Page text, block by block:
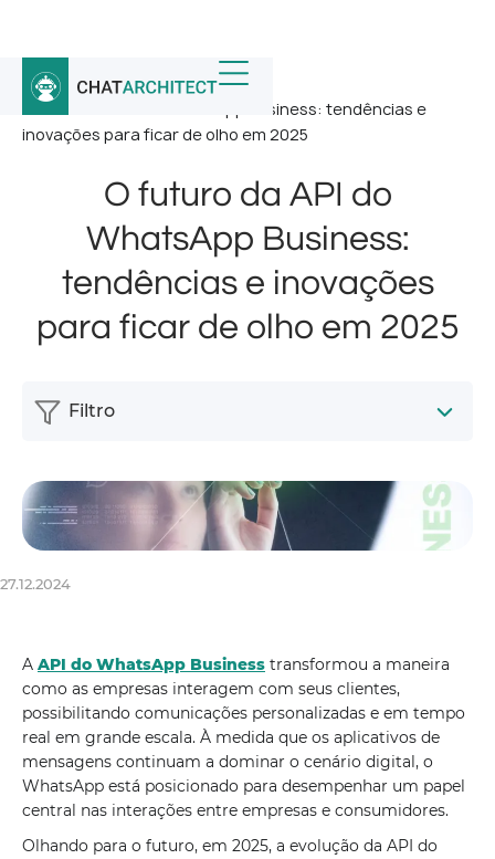
Início Notícias /
O futuro da API do WhatsApp Business: tendências e
inovações para ficar de olho em 2025
O futuro da API do
WhatsApp Business:
tendências e inovações
para ficar de olho em 2025
27.12.2024
A API do WhatsApp Business transformou a maneira
como as empresas interagem com seus clientes,
possibilitando comunicações personalizadas e em tempo
real em grande escala. À medida que os aplicativos de
mensagens continuam a dominar o cenário digital, o
WhatsApp está posicionado para desempenhar um papel
central nas interações entre empresas e consumidores.
Olhando para o futuro, em 2025, a evolução da API do
Filtro